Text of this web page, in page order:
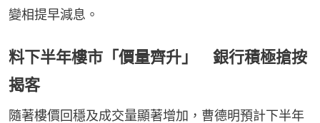
變相提早減息。
料下半年樓市「價量齊升」 銀行積極搶按
揭客
隨著樓價回穩及成交量顯著增加，曹德明預計下半年